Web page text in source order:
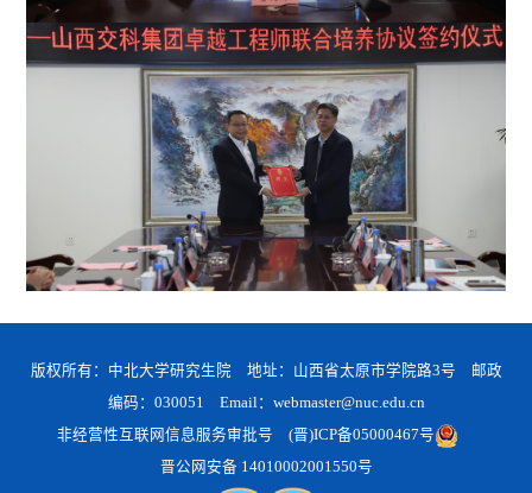
版权所有：中北大学研究生院 地址：山西省太原市学院路3号 邮政
编码：030051 Email：webmaster@nuc.edu.cn
非经营性互联网信息服务审批号 (晋)ICP备05000467号
晋公网安备 14010002001550号